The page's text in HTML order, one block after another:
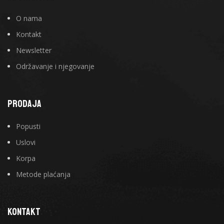
O nama
Kontakt
Newsletter
Održavanje i njegovanje
PRODAJA
Popusti
Uslovi
Korpa
Metode plaćanja
KONTAKT